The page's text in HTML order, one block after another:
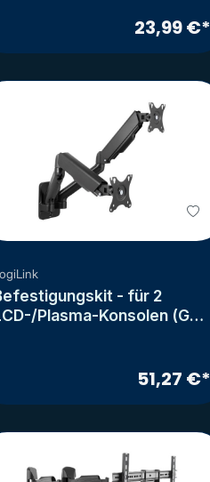
Bildschirmgröße: up to 109.2
23,99 €*
- für 2
Plasma-Konsolen (Gas
51,27 €*